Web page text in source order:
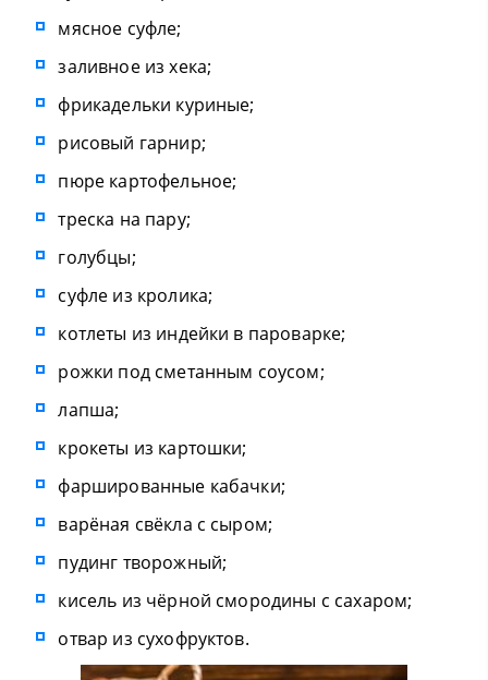
мясное суфле;
заливное из хека;
фрикадельки куриные;
рисовый гарнир;
пюре картофельное;
треска на пару;
голубцы;
суфле из кролика;
котлеты из индейки в пароварке;
рожки под сметанным соусом;
лапша;
крокеты из картошки;
фаршированные кабачки;
варёная свёкла с сыром;
пудинг творожный;
кисель из чёрной смородины с сахаром;
отвар из сухофруктов.